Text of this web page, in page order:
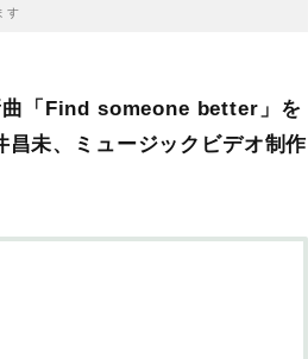
す
曲「Find someone better」を
未、ミュージックビデオ制作